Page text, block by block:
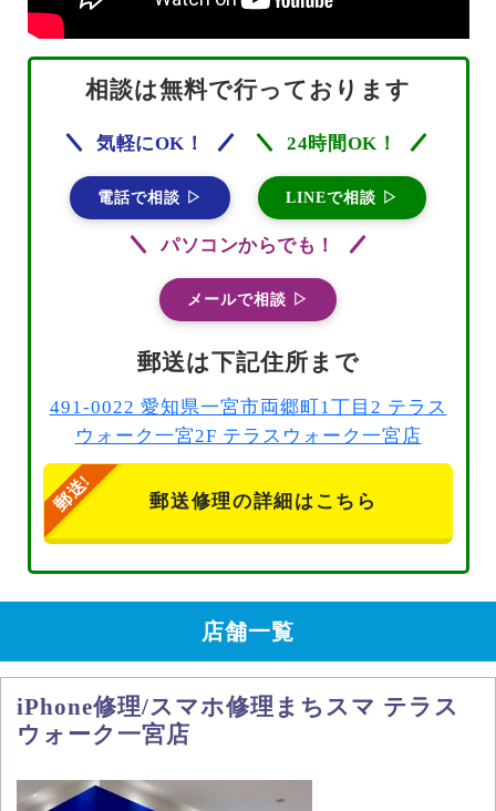
相談は無料で行っております
気軽にOK！
電話で相談 ▷
24時間OK！
LINEで相談 ▷
パソコンからでも！
メールで相談 ▷
郵送は下記住所まで
491-0022 愛知県一宮市両郷町1丁目2 テラス
ウォーク一宮2F テラスウォーク一宮店
郵送修理の詳細はこちら
店舗一覧
iPhone修理/スマホ修理まちスマ テラス
ウォーク一宮店